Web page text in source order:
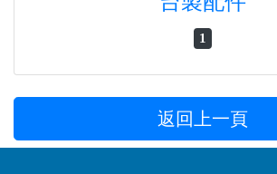
1
返回上一頁